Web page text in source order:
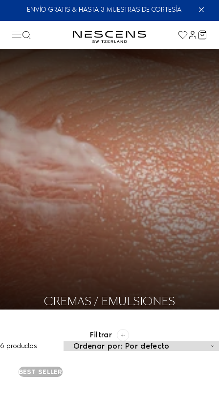
ENVÍO GRATIS & HASTA 3 MUESTRAS DE CORTESÍA
CREMAS / EMULSIONES
Filtrar
6 productos
BEST SELLER